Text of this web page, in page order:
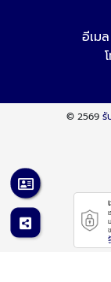
อีเม
© 2569 รั